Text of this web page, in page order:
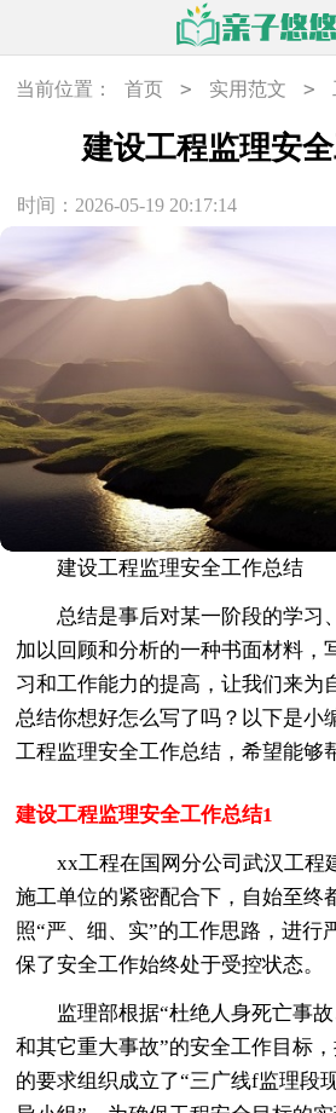
当前位置： 首页 > 实用范文 >
建设工程监理安
时间：2026-05-19 20:17:14
建设工程监理安全工作总结
总结是事后对某一阶段的学习
加以回顾和分析的一种书面材料，
习和工作能力的提高，让我们来为
总结你想好怎么写了吗？以下是小
工程监理安全工作总结，希望能够
建设工程监理安全工作总结1
xx工程在国网分公司武汉工程
施工单位的紧密配合下，自始至终
照“严、细、实”的工作思路，进行
保了安全工作始终处于受控状态。
监理部根据“杜绝人身死亡事
和其它重大事故”的安全工作目标
的要求组织成立了“三广线f监理段